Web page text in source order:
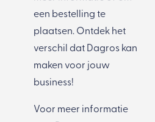
een bestelling te
plaatsen. Ontdek het
verschil dat Dagros kan
maken voor jouw
business!
Voor meer informatie